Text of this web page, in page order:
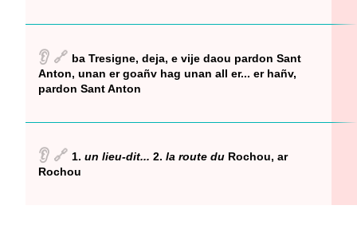
👂 🔗 ba Tresigne, deja, e vije daou pardon Sant
Anton, unan er goañv hag unan all er... er hañv,
pardon Sant Anton
👂 🔗 1. un lieu-dit... 2. la route du Rochou, ar
Rochou